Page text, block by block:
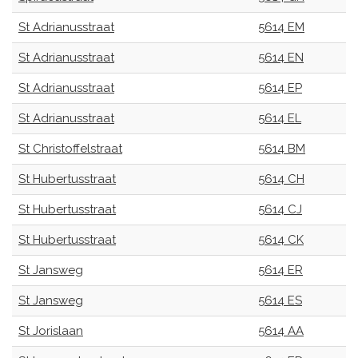
St Adrianusstraat 5614 EM
St Adrianusstraat 5614 EN
St Adrianusstraat 5614 EP
St Adrianusstraat 5614 EL
St Christoffelstraat 5614 BM
St Hubertusstraat 5614 CH
St Hubertusstraat 5614 CJ
St Hubertusstraat 5614 CK
St Jansweg 5614 ER
St Jansweg 5614 ES
St Jorislaan 5614 AA